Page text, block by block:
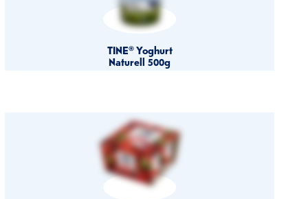
TINE® Yoghurt
Naturell 500g